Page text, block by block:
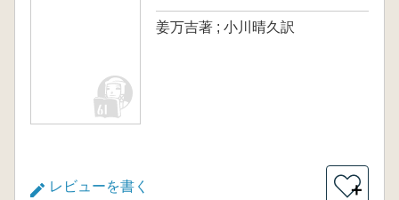
姜万吉著 ; 小川晴久訳
レビューを書く ＋